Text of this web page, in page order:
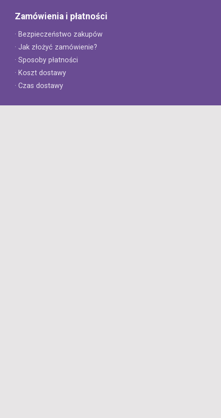
Zamówienia i płatności
· Bezpieczeństwo zakupów
· Jak złożyć zamówienie?
· Sposoby płatności
· Koszt dostawy
· Czas dostawy